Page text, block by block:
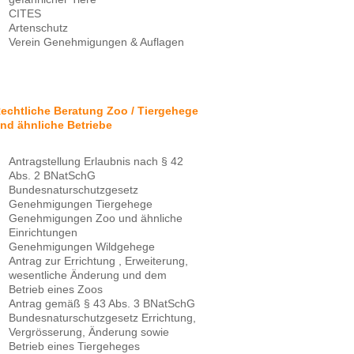
CITES
Artenschutz
Verein Genehmigungen & Auflagen
Beratung Zoo / Tiergehege
ähnliche Betriebe
Antragstellung Erlaubnis nach § 42
Abs. 2 BNatSchG
Bundesnaturschutzgesetz
Genehmigungen Tiergehege
Genehmigungen Zoo und ähnliche
Einrichtungen
Genehmigungen Wildgehege
Antrag zur Errichtung , Erweiterung,
wesentliche Änderung und dem
Betrieb eines Zoos
Antrag gemäß § 43 Abs. 3 BNatSchG
Bundesnaturschutzgesetz Errichtung,
Vergrösserung, Änderung sowie
Betrieb eines Tiergeheges